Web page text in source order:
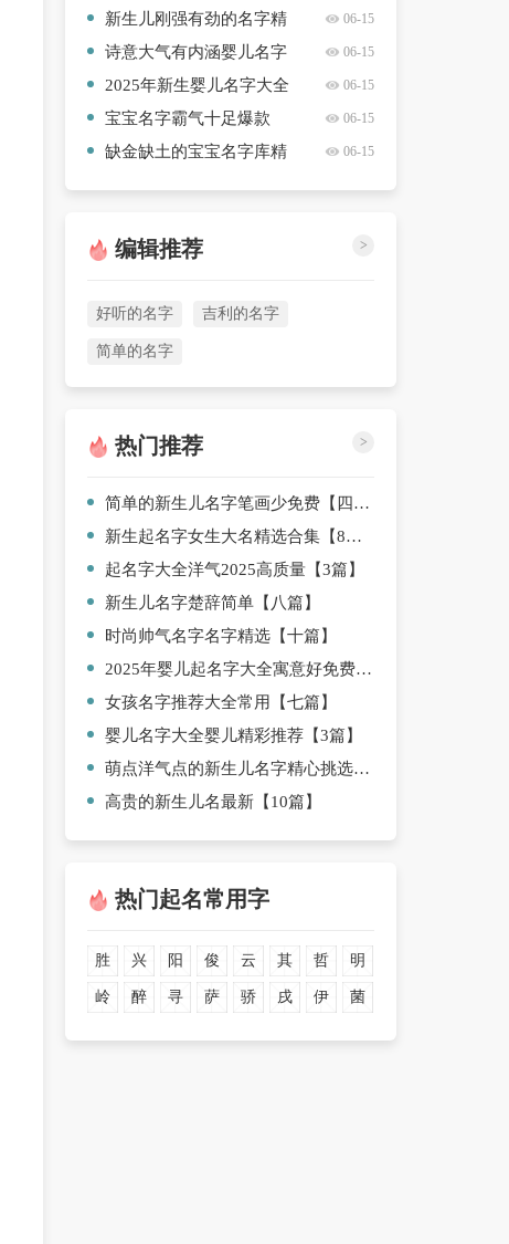
女宝宝推荐【五篇】
新生儿刚强有劲的名字精
选精选合集【10篇】
06-15
诗意大气有内涵婴儿名字
精心挑选【10篇】
06-15
2025年新生婴儿名字大全
高质量【九篇】
06-15
宝宝名字霸气十足爆款
【六篇】
06-15
缺金缺土的宝宝名字库精
06-15
编辑推荐 >
好听的名字 吉利的名字
简单的名字
热门推荐 >
简单的新生儿名字笔画少免费【四篇】
新生起名字女生大名精选合集【8篇】
起名字大全洋气2025高质量【3篇】
新生儿名字楚辞简单【八篇】
时尚帅气名字名字精选【十篇】
2025年婴儿起名字大全寓意好免费【九篇】
女孩名字推荐大全常用【七篇】
婴儿名字大全婴儿精彩推荐【3篇】
萌点洋气点的新生儿名字精心挑选【6篇】
高贵的新生儿名最新【10篇】
热门起名常用字
胜 兴 阳 俊 云 其 哲 明
岭 醉 寻 萨 骄 戌 伊 菌